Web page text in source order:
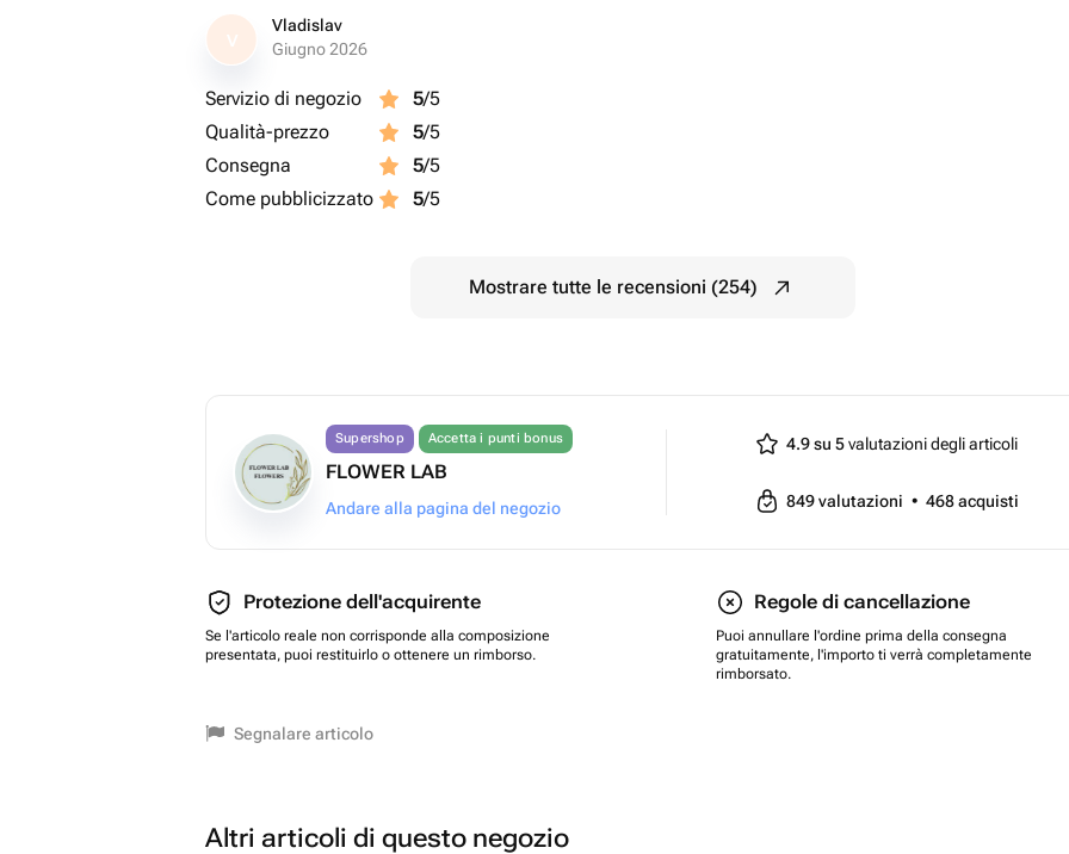
V
Vladislav
Giugno 2026
Servizio di negozio 5/5
Qualità-prezzo
5/5
Consegna
5/5
Come pubblicizzato
5/5
Mostrare tutte le recensioni (254)
Supershop Accetta i punti bonus
FLOWER LAB
Andare alla pagina del negozio
4.9 su 5valutazioni degli articoli
849valutazioni • 468acquisti
Protezione dell'acquirente
Se l'articolo reale non corrisponde alla composizione
presentata, puoi restituirlo o ottenere un rimborso.
Regole di cancellazione
Puoi annullare l'ordine prima della consegna
gratuitamente, l'importo ti verrà completamente
rimborsato.
Segnalare articolo
Altri articoli di questo negozio